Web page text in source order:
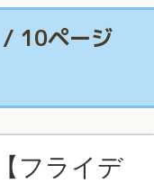
/ 10ページ
フライデ